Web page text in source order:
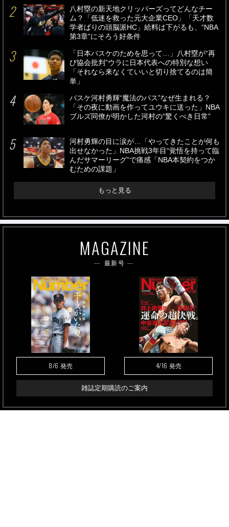
八村塁の新天地クリッパーズってどんなチー
ム？「低迷を救った元大企業CEO」「天才数
学者ばりの頭脳派HC」給料は下がるも、“NBA
第3章”にそろう好条件
「日本バスケのためを思って…」八村塁が“再
び協会批判”ウラに日本代表への特別な想い
「それなら来なくていいと切り捨てるのは簡
単」
バスケ河村勇輝“魔法のパス”なぜ生まれる？
「その夜に動画を作ってユウキに送った」NBA
ブルズ同僚が明かした河村の“驚くべき日常”
河村勇輝の目に涙が…「やってきたことが何も
出せなかった」NBA挑戦3年目“覚悟を持って臨
んだサマーリーグ”で痛感「NBA本契約をつか
むための課題」
もっと見る
MAGAZINE
最新号
8/6 発売 4/16 発売
雑誌定期購読のご案内